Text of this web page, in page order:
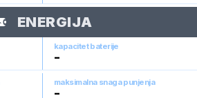
ENERGIJA
kapacitet baterije
-
maksimalna snaga punjenja
-